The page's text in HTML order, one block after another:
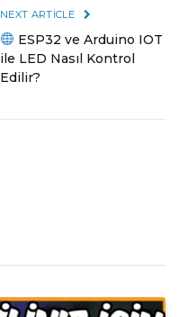
NEXT ARTICLE
ESP32 ve Arduino IOT
ile LED Nasıl Kontrol
Edilir?